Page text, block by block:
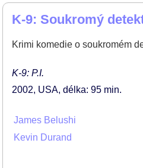
K-9: Soukromý
Krimi komedie o soukromém
K-9: P.I.
2002 USA délka: 95 min
James Belushi
Kevin Durand